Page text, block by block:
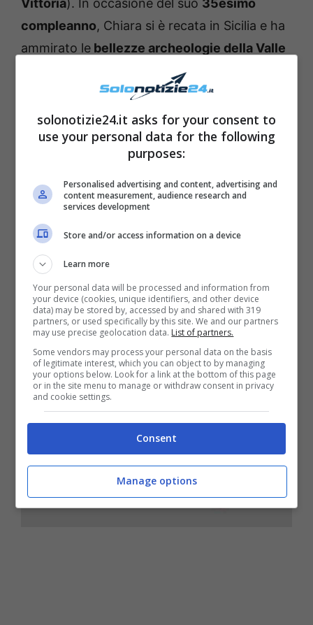
Vittoria). In occasione del suo 35esimo
compleanno, Chiara si è recata in Sicilia e ha
ammirato le bellezze archeologie della Valle
Ha così optato per un outfit che è
sicuramentetornato di moda: l’influencer ha
i jeans a vita bassa
sono senz’altro il modello più trendy
dell’estate 2022. Ha inoltre utilizzato un top
chesi vende online al prezzo di 233 euro
non potevano mancare anche delle
sneakerse degli
hanno però attirato l’attenzione sulle sue
mollettine baby .
solonotizie24.it asks for your consent to
use your personal data for the following
purposes:
Personalised advertising and content, advertising and
content measurement, audience research and
services development
Store and/or access information on a device
Learn more
Your personal data will be processed and information from
your device (cookies, unique identifiers, and other device
data) may be stored by, accessed by and shared with 319
partners, or used specifically by this site. We and our partners
may use precise geolocation data. List of partners.
Some vendors may process your personal data on the basis
of legitimate interest, which you can object to by managing
your options below. Look for a link at the bottom of this page
or in the site menu to manage or withdraw consent in privacy
and cookie settings.
Consent
Manage options